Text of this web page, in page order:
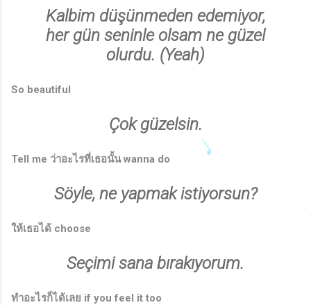
Kalbim düşünmeden edemiyor,
her gün seninle olsam ne güzel
olurdu. (Yeah)
So beautiful
Çok güzelsin.
Tell me ว่าอะไรที่เธอนั้น wanna do
Söyle, ne yapmak istiyorsun?
ให้เธอได้ choose
Seçimi sana bırakıyorum.
ทำอะไรก็ได้เลย if you feel it too